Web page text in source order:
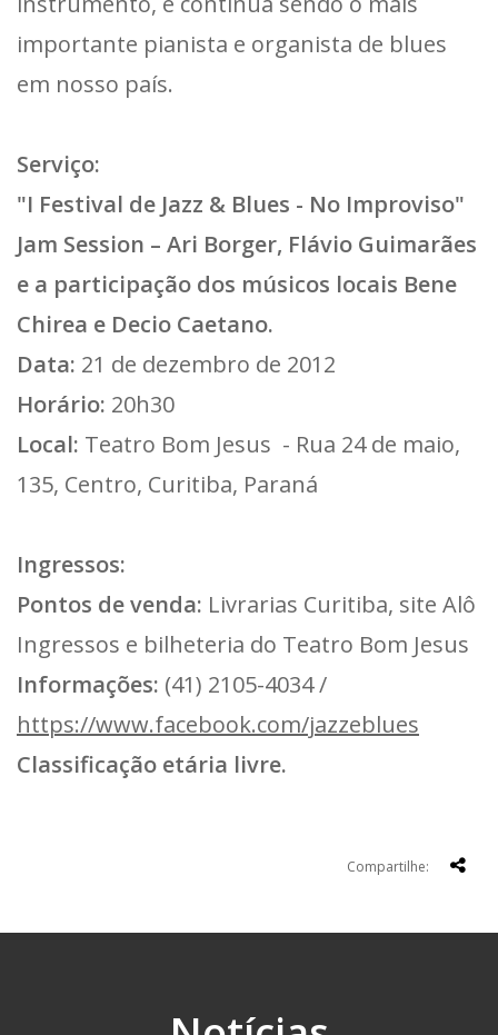
importante pianista e organista de blues
em nosso país.
Serviço:
"I Festival de Jazz & Blues - No Improviso"
Jam Session – Ari Borger, Flávio Guimarães
e a participação dos músicos locais Bene
Chirea e Decio Caetano.
Data: 21 de dezembro de 2012
Horário: 20h30
Local: Teatro Bom Jesus - Rua 24 de maio,
135, Centro, Curitiba, Paraná
Ingressos:
Pontos de venda: Livrarias Curitiba, site Alô
Ingressos e bilheteria do Teatro Bom Jesus
Informações: (41) 2105-4034 /
https://www.facebook.com/jazzeblues
Classificação etária livre.
Compartilhe: